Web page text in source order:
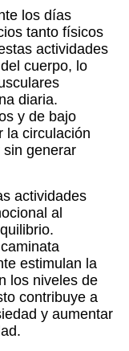
los días
tanto físicos
actividades
cuerpo, lo
diaria.
y de bajo
la circulación
generar
actividades
al
estimulan la
los niveles de
contribuye a
y aumentar